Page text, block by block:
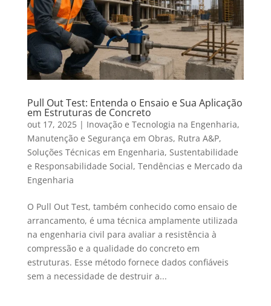
Pull Out Test: Entenda o Ensaio e Sua Aplicação
em Estruturas de Concreto
out 17, 2025| Inovação e Tecnologia na Engenharia,
Manutenção e Segurança em Obras, Rutra A&P,
Soluções Técnicas em Engenharia, Sustentabilidade
e Responsabilidade Social, Tendências e Mercado da
Engenharia
O Pull Out Test, também conhecido como ensaio de
arrancamento, é uma técnica amplamente utilizada
na engenharia civil para avaliar a resistência à
compressão e a qualidade do concreto em
estruturas. Esse método fornece dados confiáveis
sem a necessidade de destruir a...